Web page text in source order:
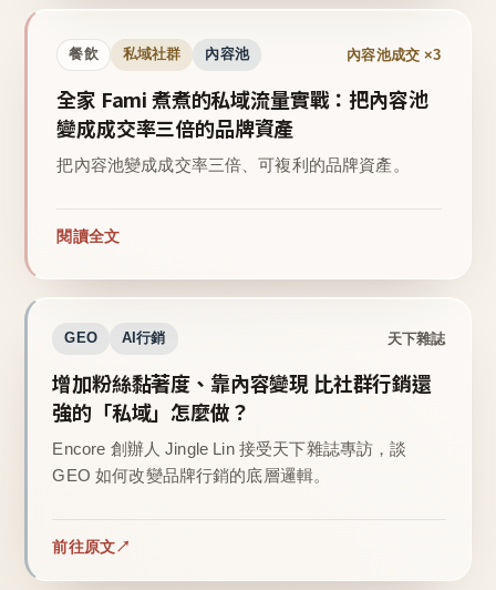
餐飲 私域社群 內容池 內容池成交 ×3
全家 Fami 煮煮的私域流量實戰：把內容池
變成成交率三倍的品牌資產
把內容池變成成交率三倍、可複利的品牌資產。
閱讀全文
GEO AI行銷 天下雜誌
增加粉絲黏著度、靠內容變現 比社群行銷還
強的「私域」怎麼做？
Encore 創辦人 Jingle Lin 接受天下雜誌專訪，談
GEO 如何改變品牌行銷的底層邏輯。
前往原文